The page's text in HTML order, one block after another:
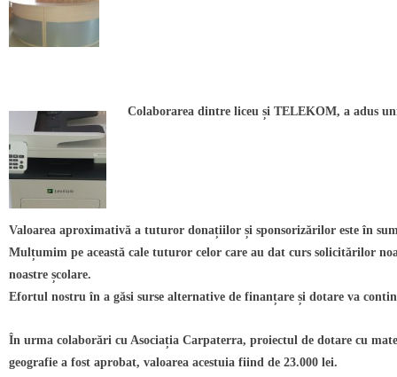
Colaborarea dintre liceu și TELEKOM, a adus
Valoarea aproximativă a tuturor donațiilor și sponsorizărilor este în
Mulțumim pe această cale tuturor celor care au dat curs solicitărilor
noastre școlare.
Efortul nostru în a găsi surse alternative de finanțare și dotare va
În urma colaborări cu Asociația Carpaterra, proiectul de dotare cu
geografie a fost aprobat, valoarea acestuia fiind de 23.000 lei.